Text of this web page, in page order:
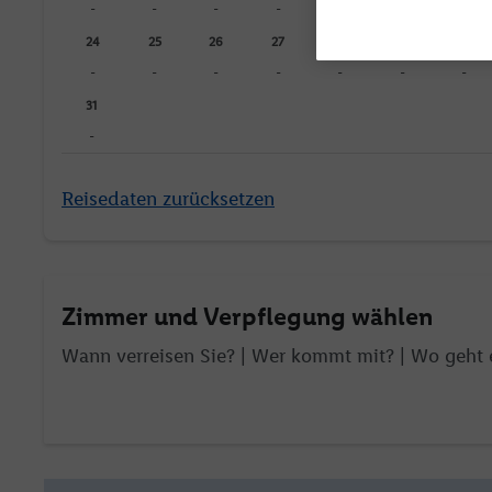
- - - -
24
-
25
-
26
-
27
- - - -
31
-
Reisedaten zurücksetzen
Zimmer und Verpflegung wählen
Wann verreisen Sie? | Wer kommt mit? | Wo geht